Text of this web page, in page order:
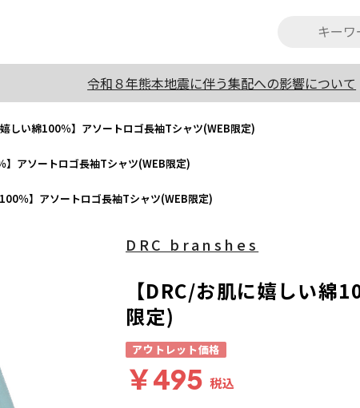
令和８年熊本地震に伴う集配への影響について
嬉しい綿100％】アソートロゴ長袖Tシャツ(WEB限定)
】アソートロゴ長袖Tシャツ(WEB限定)
％】アソートロゴ長袖Tシャツ(WEB限定)
DRC branshes
【DRC/お肌に嬉しい綿
限定)
アウトレット価格
￥495 税込